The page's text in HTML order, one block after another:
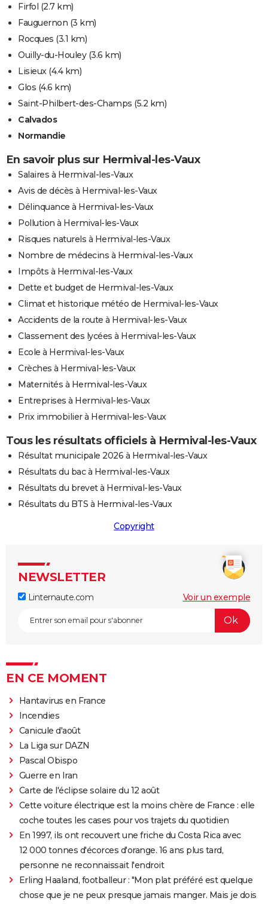
Firfol (2.7 km)
Fauguernon (3 km)
Rocques (3.1 km)
Ouilly-du-Houley(3.6 km)
Lisieux(4.4 km)
Glos (4.6 km)
Saint-Philbert-des-Champs (5.2 km)
Calvados
Normandie
En savoir plus sur Hermival-les-Vaux
Salaires à Hermival-les-Vaux
Avis de décès à Hermival-les-Vaux
Délinquance à Hermival-les-Vaux
Pollution à Hermival-les-Vaux
Risques naturels à Hermival-les-Vaux
Nombre de médecins à Hermival-les-Vaux
Impôts à Hermival-les-Vaux
Dette et budget de Hermival-les-Vaux
Climat et historique météo de Hermival-les-Vaux
Accidents de la route à Hermival-les-Vaux
Classement des lycées à Hermival-les-Vaux
Ecole à Hermival-les-Vaux
Crèches à Hermival-les-Vaux
Maternités à Hermival-les-Vaux
Entreprises à Hermival-les-Vaux
Prix immobilier à Hermival-les-Vaux
Tous les résultats officiels à Hermival-les-Vaux
Résultat municipale 2026 à Hermival-les-Vaux
Résultats du bac à Hermival-les-Vaux
Résultats du brevet à Hermival-les-Vaux
Résultats du BTS à Hermival-les-Vaux
Copyright
NEWSLETTER
Linternaute.com Voir un exemple
EN CE MOMENT
Hantavirus en France
Incendies
Canicule d'août
La Liga sur DAZN
Pascal Obispo
Guerre en Iran
Carte de l'éclipse solaire du 12 août
Cette voiture électrique est la moins chère de France : elle
coche toutes les cases pour vos trajets du quotidien
En 1997, ils ont recouvert une friche du Costa Rica avec
12 000 tonnes d'écorces d'orange. 16 ans plus tard,
personne ne reconnaissait l'endroit
Erling Haaland, footballeur : "Mon plat préféré est quelque
chose que je ne peux presque jamais manger. Mais je dois